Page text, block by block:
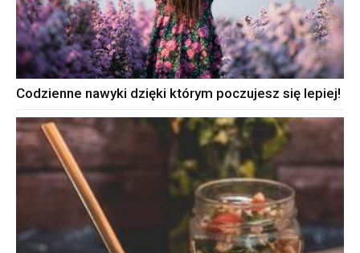
Codzienne nawyki dzięki którym poczujesz się lepiej!